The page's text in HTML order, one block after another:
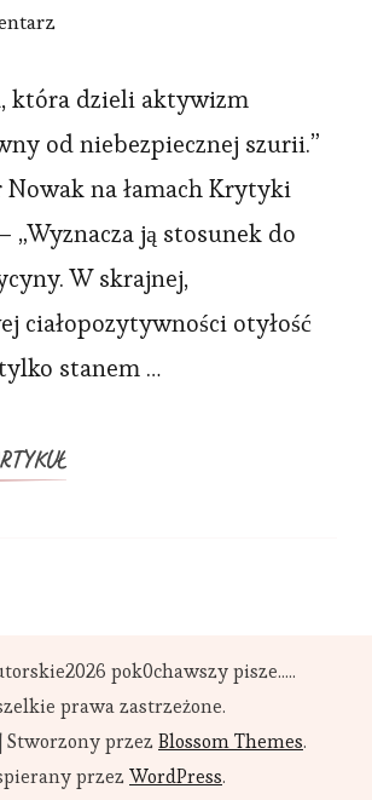
we
GRANICA,
KTÓRA
CIAŁOPOZYTYWNY
OD
NIEBEZPIECZNEJ
SZURII
która dzieli aktywizm
od niebezpiecznej szurii.”
Nowak na łamach Krytyki
ją stosunek do
W skrajnej,
ciałopozytywności otyłość
stanem …
pok0chawszy pisze.....
prawa zastrzeżone.
Stworzony przez Blossom Themes.
przez WordPress.